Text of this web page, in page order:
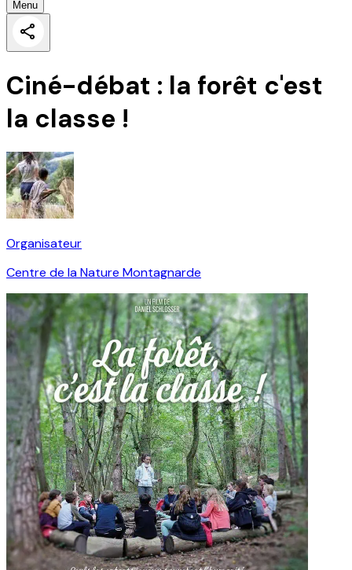
Menu
Ciné-débat : la forêt c'est
la classe !
Organisateur
Centre de la Nature Montagnarde